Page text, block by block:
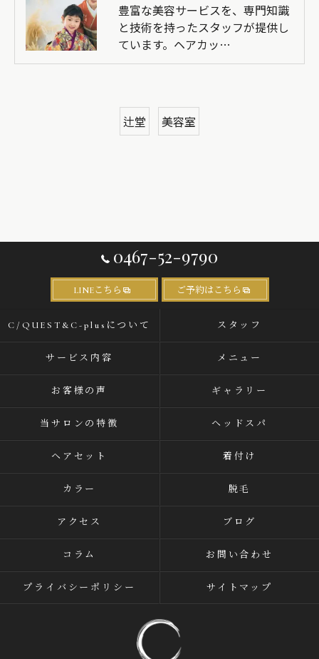
豊富な美容サービスを、専門知識
と技術を持ったスタッフが提供し
ています。ヘアカッ…
辻堂 美容室
0467-52-9790
LINEこちら ご予約はこちら
C/QUEST&C-plusについて スタッフ
サービス内容 メニュー
お客様の声 ギャラリー
当サロンの特徴 ヘッドスパ
ヘアセット 着付け
カラー 脱毛
アクセス ブログ
コラム お問い合わせ
プライバシーポリシー サイトマップ